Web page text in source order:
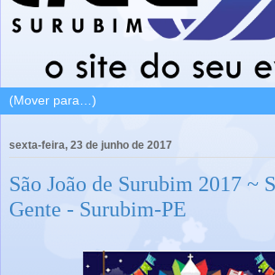
sexta-feira, 23 de junho de 2017
São João de Surubim 2017 ~
Gente - Surubim-PE